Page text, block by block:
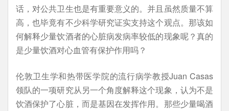
话，对公共卫生也是有重要意义的。并且虽然质量不算
高，也毕竟有不少科学研究证实支持这个观点。那该如
何解释少量饮酒者的心脏病发病率较低的现象呢？真的
是少量饮酒对心血管有保护作用吗？
伦敦卫生学和热带医学院的流行病学教授Juan Casas
领队的一项研究从另一个角度解释这个现象，认为不是
饮酒保护了心脏，而是基因在发挥作用。那些少量喝酒